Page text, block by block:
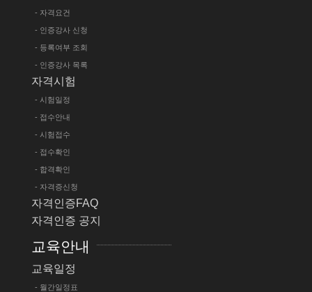
- 자격요건
- 인증강사 신청
- 등록여부 조회
- 인증강사 목록
자격시험
- 시험일정
- 접수안내
- 시험접수
- 접수확인
- 합격확인
- 자격증신청
자격인증FAQ
자격인증 공지
교육안내
교육일정
- 월간일정표